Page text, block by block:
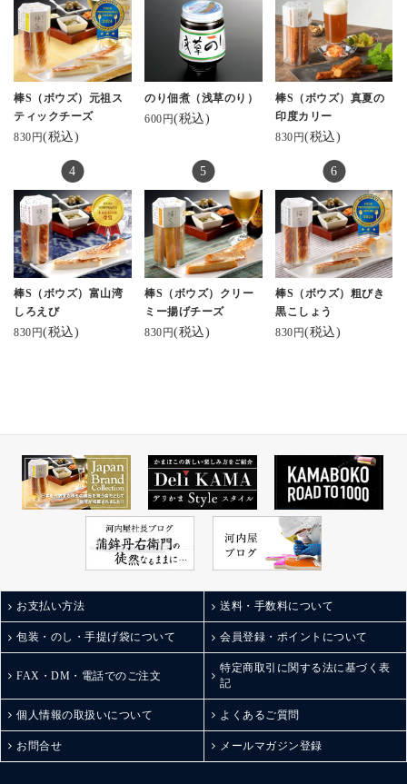
ありがたや〜(ﾉ_ _)ﾉ
👜マークから覗いてみ
てね☺️
↓↓↓ここからサイト見れ
るよ❣️
https://www.kamaboko.c
o.jp/
気になる方は是非✨👀
#河内屋#富山#北陸#か
まぼこ
#ぴりり唐辛子 各810
円（税込）
4パック入り（お歳暮向
け箱入り） 3,500円
・
本店は魚津にあるが、
富山駅前のとやマルシ
ェ内にも店舗があるか
ら、ちょっとしたお土
産にも使いやすい☝️🙂
・
今回は食べなかったけ
ど、#クリーミー揚げチ
ーズ 味もある（5種セッ
トは4,340円）。
ひとつ5本入りなんだけ
ど、👶がバクバク食べ
て、子供達にも大人気
お土産だ👍✨
詳しくは公式を→
オンラインショップに
もこちらから飛べる
よ。
#鮨蒲本舗河内屋とやマ
#棒s
#棒sシリーズ
#ボウズ
#お歳暮ギフト
#japanfoodselectionグラ
ンプリ受賞
開けた瞬間、あまりの
美しさにヾ( 〃∇〃)ﾂ ｷｬ
ｰｰｰｯ♡っと叫んだくら
宝石箱みたい💎✦‧.｡.:
お味も勿論、これまで
いるのでお墨付きです(*
秋の実りと味覚を堪能
させていただきます〜
ありがとうございます
🥰
#蒲鉾本舗河内屋 #棒s #
棒s元祖スティックチー
.
そして富山といえばか
まぼこ。
#河内屋 さんのスティッ
クタイプの #棒s
がとてもおすすめ。手
軽だしタンパク質だし
おいしい。
#富山 #富山グルメ #富
山県 #実家飯 #鱒の寿司
#ヘルシーおやつ
棒S（ボウズ）元祖ス
ティックチーズ
830円(税込)
のり佃煮（浅草のり）
600円(税込)
棒S（ボウズ）真夏の
印度カリー
830円(税込)
棒S（ボウズ）富山湾
しろえび
830円(税込)
棒S（ボウズ）クリー
ミー揚げチーズ
830円(税込)
棒S（ボウズ）粗びき
黒こしょう
830円(税込)
お支払い方法 送料・手数料について
包装・のし・手提げ袋について 会員登録・ポイントについて
FAX・DM・電話でのご注文
特定商取引に関する法に基づく表
記
個人情報の取扱いについて よくあるご質問
お問合せ メールマガジン登録